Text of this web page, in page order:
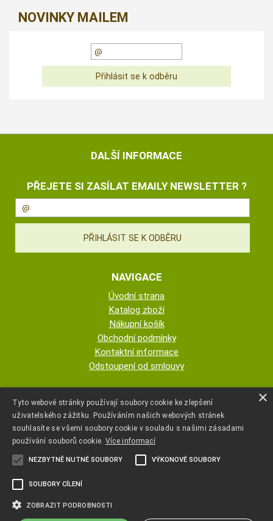
NOVINKY MAILEM
DALŠÍ INFORMACE
PŘEJETE SI ZASÍLAT EMAILY NEWSLETTER ?
NAVIGACE
Úvodní strana
Katalog zboží
Nákupní košík
Obchodní podmínky
Kontaktní informace
Odstoupení od smlouvy
ESHOP PROVOZUJE
AUTOPOTAHY NOVOTNÝ - KRISTA
NOVOTNÁ
+420 777 107 600
×
Tyto webové stránky používají soubory cookie ke zlepšení
uživatelského zážitku. Používáním našich webových stránek
souhlasíte se všemi soubory cookie v souladu s našimi zásadami
používání souborů cookie. Více informací
NEZBYTNĚ NUTNÉ SOUBORY VÝKONOVÉ SOUBORY
SOUBORY CÍLENÍ
ZOBRAZIT PODROBNOSTI